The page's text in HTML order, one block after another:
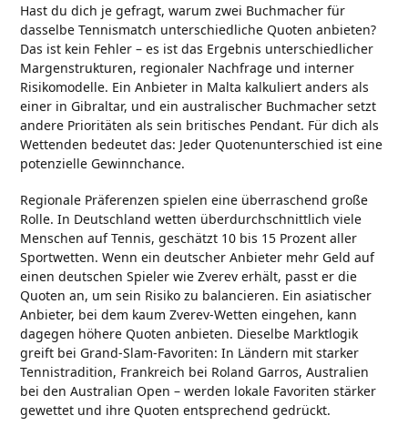
Hast du dich je gefragt, warum zwei Buchmacher für
dasselbe Tennismatch unterschiedliche Quoten anbieten?
Das ist kein Fehler – es ist das Ergebnis unterschiedlicher
Margenstrukturen, regionaler Nachfrage und interner
Risikomodelle. Ein Anbieter in Malta kalkuliert anders als
einer in Gibraltar, und ein australischer Buchmacher setzt
andere Prioritäten als sein britisches Pendant. Für dich als
Wettenden bedeutet das: Jeder Quotenunterschied ist eine
potenzielle Gewinnchance.
Regionale Präferenzen spielen eine überraschend große
Rolle. In Deutschland wetten überdurchschnittlich viele
Menschen auf Tennis, geschätzt 10 bis 15 Prozent aller
Sportwetten. Wenn ein deutscher Anbieter mehr Geld auf
einen deutschen Spieler wie Zverev erhält, passt er die
Quoten an, um sein Risiko zu balancieren. Ein asiatischer
Anbieter, bei dem kaum Zverev-Wetten eingehen, kann
dagegen höhere Quoten anbieten. Dieselbe Marktlogik
greift bei Grand-Slam-Favoriten: In Ländern mit starker
Tennistradition, Frankreich bei Roland Garros, Australien
bei den Australian Open – werden lokale Favoriten stärker
gewettet und ihre Quoten entsprechend gedrückt.